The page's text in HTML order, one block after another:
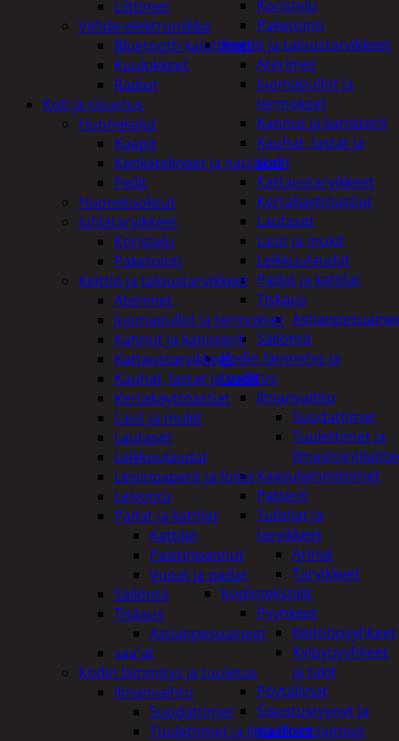
Koristelu
Paketointi
Keittiö ja taloustarvikkeet
Aterimet
Juomapullot ja
termokset
Kannut ja kanisterit
Kauhat, lastat ja
sudit
Kattaustarvikkeet
Kertakäyttöastiat
Lautaset
Lasit ja mukit
Leikkuulaudat
Padat ja kattilat
Tiskaus
Säilöntä
Kodin lämmitys ja
tuuletus
Ilmanvaihto
Suodattimet
Tuulettimet ja
Kaasulämmittimet
Patterit
Tulisijat ja
tarvikkeet
Arinat
Tarvikkeet
Kodintekstiilit
Pyyhkeet
Keittiöpyyhkeet
Kylpypyyhkeet
ja takit
Pöytäliinat
Sisustustyynyt ja
päälliset
Liittimet
Viihde-elektroniikka
Bluetooth kaiuttimet
Kuulokkeet
Radiot
Koti ja sisustus
Huonekalut
Kaapit
Kenkätelineet ja naulakot
Peilit
Huonetuoksut
Juhlatarvikkeet
Koristelu
Paketointi
Keittiö ja taloustarvikkeet
Aterimet
Juomapullot ja termokset
Kannut ja kanisterit
Kattaustarvikkeet
Kauhat, lastat ja sudit
Kertakäyttöastiat
Lasit ja mukit
Lautaset
Leikkuulaudat
Leivinpaperit ja foliot
Leivonta
Padat ja kattilat
Kattilat
Paistinpannut
Vuoat ja padat
Säilöntä
Tiskaus
Astianpesuaineet
vaa'at
Kodin lämmitys ja tuuletus
Ilmanvaihto
Suodattimet
Tuulettimet ja Ilmastointilaitteet